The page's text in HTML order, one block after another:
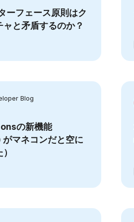
ーフェース原則はク
と矛盾するのか？
Blog
の新機能
マネコンだと空に